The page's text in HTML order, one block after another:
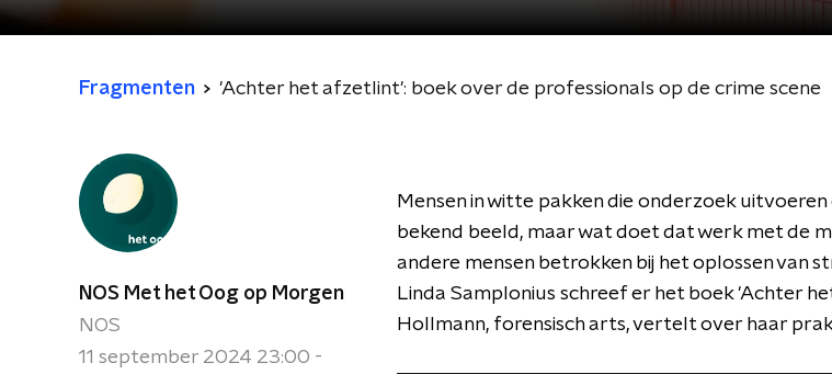
Fragmenten 'Achter het afzetlint': boek over de professionals op de crime scene
NOS Met het Oog op Morgen
NOS
11 september 2024 23:00 -
Mensen in witte pakken die onderzoek
bekend beeld, maar wat doet dat werk met de
andere mensen betrokken bij het oplossen van
Linda Samplonius schreef er het boek 'Achter
Hollmann, forensisch arts, vertelt over haar